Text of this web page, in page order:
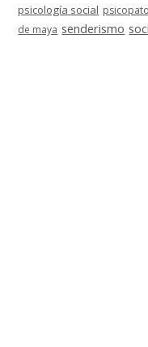
psicología social
de maya senderismo